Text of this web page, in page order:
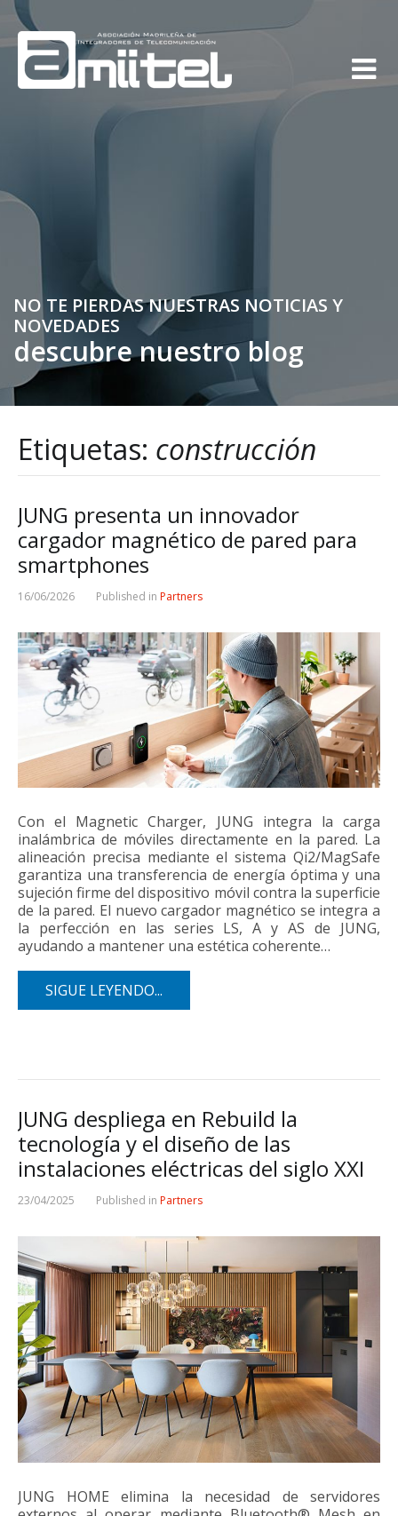
NO TE PIERDAS NUESTRAS NOTICIAS Y
NOVEDADES
descubre nuestro blog
Etiquetas: construcción
JUNG presenta un innovador
cargador magnético de pared para
smartphones
16/06/2026 Published in Partners
Con el Magnetic Charger, JUNG integra la carga
inalámbrica de móviles directamente en la pared. La
alineación precisa mediante el sistema Qi2/MagSafe
garantiza una transferencia de energía óptima y una
sujeción firme del dispositivo móvil contra la superficie
de la pared. El nuevo cargador magnético se integra a
la perfección en las series LS, A y AS de JUNG,
ayudando a mantener una estética coherente…
SIGUE LEYENDO...
JUNG despliega en Rebuild la
tecnología y el diseño de las
instalaciones eléctricas del siglo XXI
23/04/2025 Published in Partners
JUNG HOME elimina la necesidad de servidores